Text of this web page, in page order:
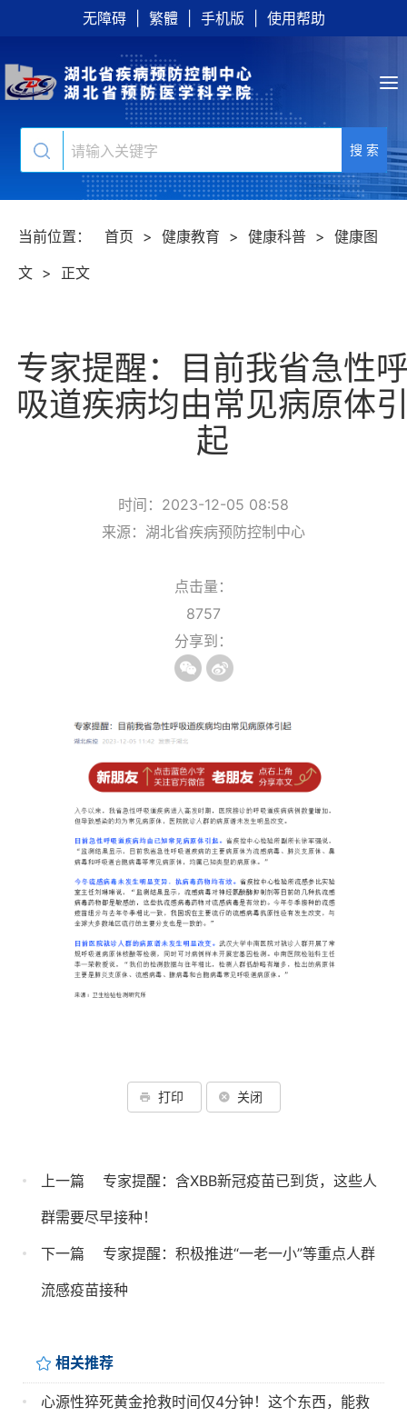
无障碍 繁體 手机版 使用帮助
搜 索
当前位置： 首页 > 健康教育 > 健康科普 > 健康图
文 > 正文
专家提醒：目前我省急性
吸道疾病均由常见病原体
起
时间：2023-12-05 08:58
来源：湖北省疾病预防控制中心
点击量：
8757
分享到：
打印 关闭
上一篇
专家提醒：含XBB新冠疫苗已到货，这些人
群需要尽早接种！
下一篇
专家提醒：积极推进“一老一小”等重点人群
流感疫苗接种
相关推荐
心源性猝死黄金抢救时间仅4分钟！这个东西，能救